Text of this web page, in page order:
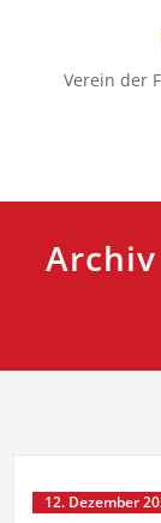
Verein der
Archiv
12. Dezember